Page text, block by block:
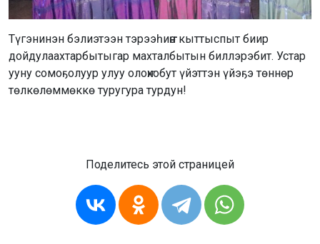
Түгэнинэн бэлиэтээн тэрээһиҥҥэ кыттыспыт биир
дойдулаахтарбытыгар махталбытын биллэрэбит. Устар
ууну сомоҕолуур улуу олоҥхобут үйэттэн үйэҕэ төннөр
төлкөлөммөккө туругура турдун!
Поделитесь этой страницей